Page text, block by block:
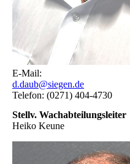
E-Mail:
d.daub@siegen.de
Telefon: (0271) 404-4730
Stellv. Wachabteilungsleiter
Heiko Keune